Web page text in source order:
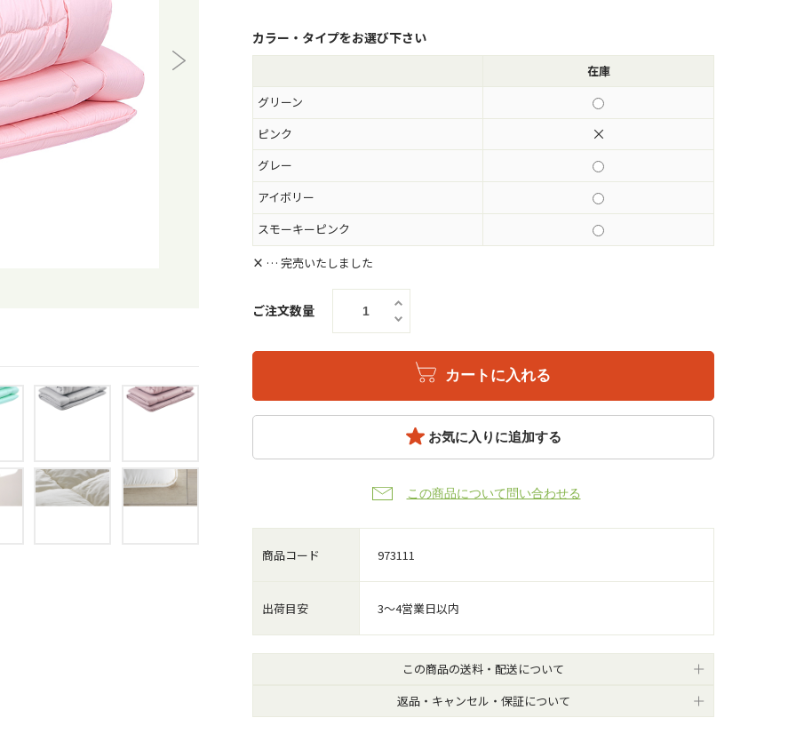
t
i
n
カラー・タイプをお選び下さい
在庫
グリーン
ピンク
×
グレー
アイボリー
スモーキーピンク
× … 完売いたしました
ご注文数量
カートに入れる
お気に入りに追加する
この商品について問い合わせる
商品コード 973111
出荷目安 3～4営業日以内
この商品の送料・配送について
返品・キャンセル・保証について